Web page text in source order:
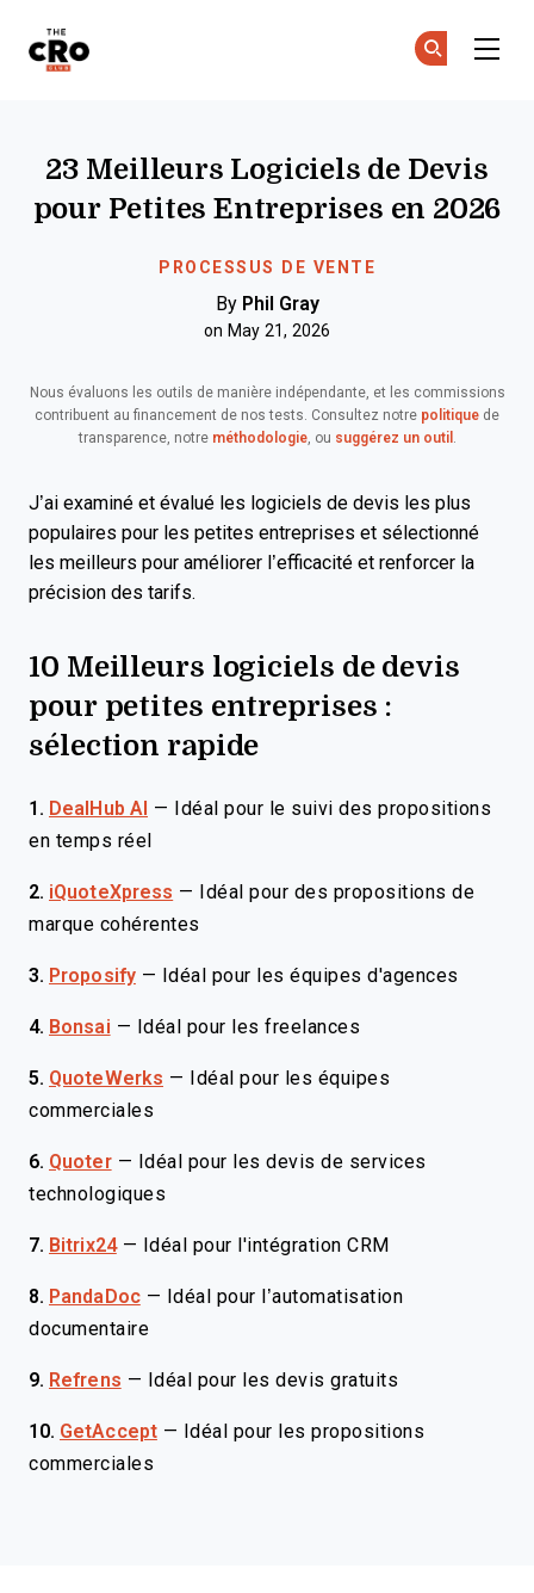
PROCESSUS DE VENTE
23 Meilleurs Logiciels de Devis
pour Petites Entreprises en 2026
By Phil Gray
on May 21, 2026
Nous évaluons les outils de manière indépendante, et les commissions
contribuent au financement de nos tests. Consultez notre politique de
transparence, notre méthodologie, ou suggérez un outil .
J’ai examiné et évalué les logiciels de devis les plus
populaires pour les petites entreprises et sélectionné
les meilleurs pour améliorer l’efficacité et renforcer la
précision des tarifs.
10 Meilleurs logiciels de devis
pour petites entreprises :
sélection rapide
1. DealHub AI —
Idéal pour le suivi des propositions
en temps réel
2. iQuoteXpress —
Idéal pour des propositions de
marque cohérentes
3. Proposify — Idéal pour les équipes d'agences
4. Bonsai — Idéal pour les freelances
5. QuoteWerks —
Idéal pour les équipes
commerciales
6. Quoter —
Idéal pour les devis de services
technologiques
7. Bitrix24 — Idéal pour l'intégration CRM
8. PandaDoc —
Idéal pour l’automatisation
documentaire
9. Refrens — Idéal pour les devis gratuits
10. GetAccept —
Idéal pour les propositions
commerciales